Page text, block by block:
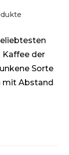
Kaffee der
Sorte
mit Abstand